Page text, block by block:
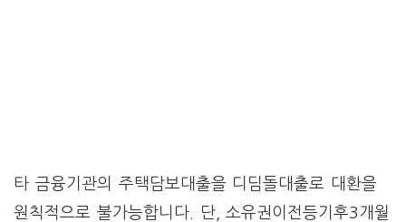
타 금융기관의 주택담보대출을 디딤돌대출로 대환을
원칙적으로 불가능합니다. 단, 소유권이전등기후3개월